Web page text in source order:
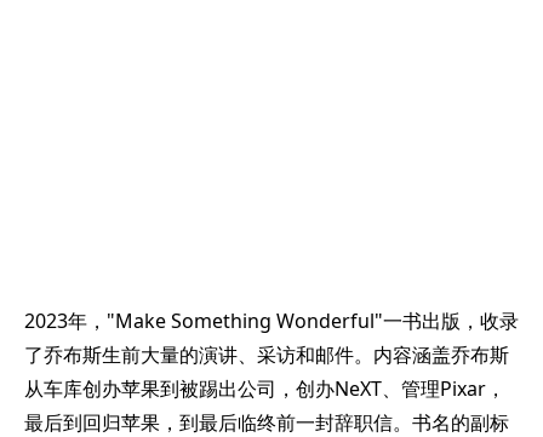
2023年，"Make Something Wonderful"一书出版，收录
了乔布斯生前大量的演讲、采访和邮件。内容涵盖乔布斯
从车库创办苹果到被踢出公司，创办NeXT、管理Pixar，
最后到回归苹果，到最后临终前一封辞职信。书名的副标